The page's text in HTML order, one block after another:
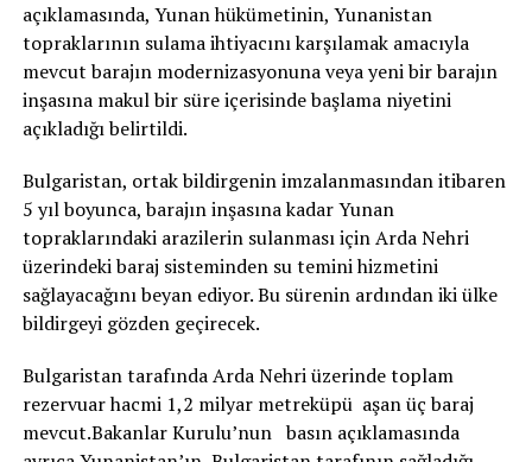
açıklamasında, Yunan hükümetinin, Yunanistan
topraklarının sulama ihtiyacını karşılamak amacıyla
mevcut barajın modernizasyonuna veya yeni bir barajın
inşasına makul bir süre içerisinde başlama niyetini
açıkladığı belirtildi.
Bulgaristan, ortak bildirgenin imzalanmasından itibaren
5 yıl boyunca, barajın inşasına kadar Yunan
topraklarındaki arazilerin sulanması için Arda Nehri
üzerindeki baraj sisteminden su temini hizmetini
sağlayacağını beyan ediyor. Bu sürenin ardından iki ülke
bildirgeyi gözden geçirecek.
Bulgaristan tarafında Arda Nehri üzerinde toplam
rezervuar hacmi 1,2 milyar metreküpü aşan üç baraj
mevcut.Bakanlar Kurulu’nun basın açıklamasında